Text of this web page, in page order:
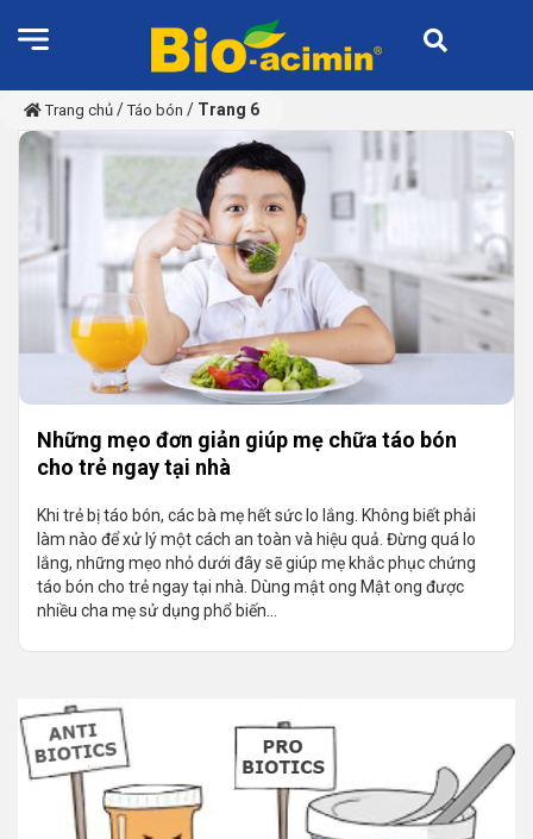
Trang chủ /Táo bón / Trang 6
Những mẹo đơn giản giúp mẹ chữa táo bón
cho trẻ ngay tại nhà
Khi trẻ bị táo bón, các bà mẹ hết sức lo lắng. Không biết phải
làm nào để xử lý một cách an toàn và hiệu quả. Đừng quá lo
lắng, những mẹo nhỏ dưới đây sẽ giúp mẹ khắc phục chứng
táo bón cho trẻ ngay tại nhà. Dùng mật ong Mật ong được
nhiều cha mẹ sử dụng phổ biến...